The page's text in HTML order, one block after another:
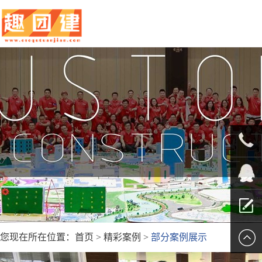
您现在所在位置： 首页 > 精彩案例 > 部分案例展示
010-
QQ客服
留言报